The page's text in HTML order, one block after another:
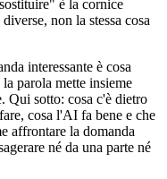
è la cornice
non la stessa cosa
interessante è cosa
parola mette insieme
Qui sotto: cosa c'è dietro
cosa l'AI fa bene e che
affrontare la domanda
né da una parte né